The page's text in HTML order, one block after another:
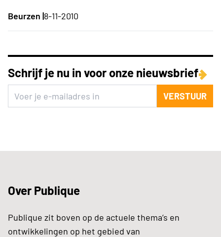
Beurzen |8-11-2010
Schrijf je nu in voor onze nieuwsbrief
VERSTUUR
Over Publique
Publique zit boven op de actuele thema’s en
ontwikkelingen op het gebied van